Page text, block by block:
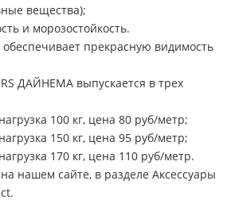
вещества);
и морозостойкость.
прекрасную видимость
ДАЙНЕМА выпускается в трех
100 кг, цена 80 руб/метр;
150 кг, цена 95 руб/метр;
170 кг, цена 110 руб/метр.
нашем сайте, в разделе Аксессуары